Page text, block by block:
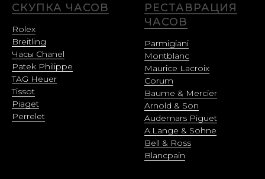
СКУПКА ЧАСОВ
Rolex
Breitling
Часы Chanel
Patek Philippe
TAG Heuer
Tissot
Piaget
Perrelet
РЕСТАВРАЦИЯ
ЧАСОВ
Parmigiani
Montblanc
Maurice Lacroix
Corum
Baume & Mercier
Arnold & Son
Audemars Piguet
A.Lange & Sohne
Bell & Ross
Blancpain